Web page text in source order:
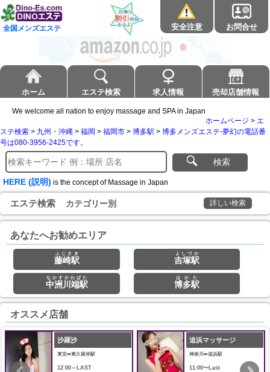
全国メンズエステ 安全注意 お問合せ
ホーム エステ検索 求人情報 売却店舗情報
We welcome all nation to enjoy massage and SPA in Japan
ホームページ > エ
ステ検索 > 九州・沖縄 > 福岡 > 福岡市 > 博多駅 > 博多メンズエステ-夢幻の電話番
号は080-3956-2425です。
検索
HERE (説明) is the concept of Massage in Japan
エステ検索 カテゴリー別 詳しい検索
あなたへお勧めエリア
藤崎駅
ふじさき
吉塚駅
よしづか
中洲川端駅
なかすかわばた
博多駅
はかた
オススメ店舗
沙羅沙
東京➠東久留米駅
12:00～LAST
追浜マッサージ
神奈川➠追浜駅
11:00〜Last